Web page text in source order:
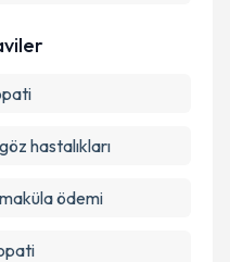
hastalıkları
ödemi